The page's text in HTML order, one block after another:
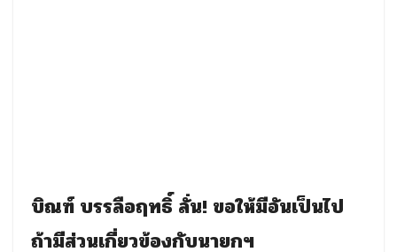
บิณฑ์ บรรลือฤทธิ์ ลั่น! ขอให้มีอันเป็นไป
ถ้ามีส่วนเกี่ยวข้องกับนายกฯ